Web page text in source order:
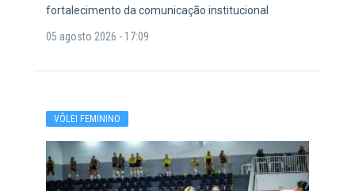
fortalecimento da comunicação institucional
05 agosto 2026 - 17:09
VÔLEI FEMININO